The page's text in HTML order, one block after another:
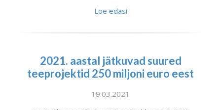
Loe edasi
2021. aastal jätkuvad suured
teeprojektid 250 miljoni euro eest
19.03.2021